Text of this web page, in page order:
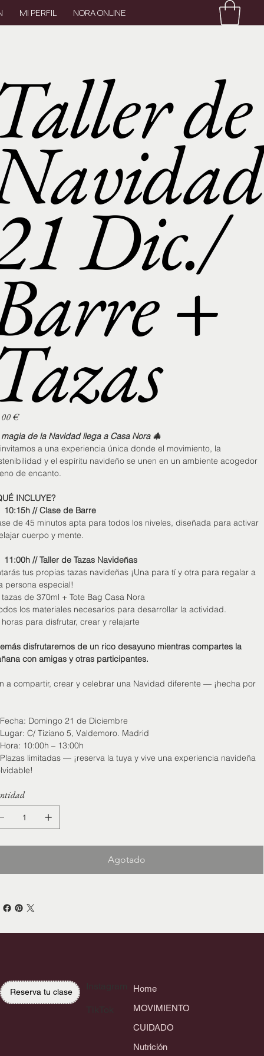
MI PERFIL NORA ONLINE
de
Dic./
+
€
de la Navidad llega a Casa Nora 🎄
a una experiencia única donde el movimiento, la
y el espíritu navideño se unen en un ambiente acogedor
de encanto.
INCLUYE?
10:15h // Clase de Barre
de 45 minutos apta para todos los niveles, diseñada para activar
cuerpo y mente.
11:00h // Taller de Tazas Navideñas
tus propias tazas navideñas ¡Una para tí y otra para regalar a
persona especial!
de 370ml + Tote Bag Casa Nora
los materiales necesarios para desarrollar la actividad.
para disfrutar, crear y relajarte
disfrutaremos de un rico desayuno mientras compartes la
con amigas y otras participantes.
a compartir, crear y celebrar una Navidad diferente — ¡hecha por
Domingo 21 de Diciembre
C/ Tiziano 5, Valdemoro. Madrid
10:00h – 13:00h
limitadas — ¡reserva la tuya y vive una experiencia navideña
Agotado
Home
MOVIMIENTO
CUIDADO
Nutrición
Reserva tu clase